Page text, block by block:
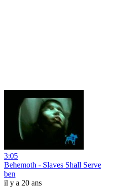
3:05
Behemoth - Slaves Shall Serve
ben
il y a 20 ans